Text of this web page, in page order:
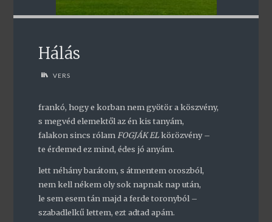
Hálás
VERS
frankó, hogy e korban nem gyötör a köszvény,
s megvéd elemektől az én kis tanyám,
falakon sincs rólam FOGJÁK ELkörözvény –
te érdemed ez mind, édes jó anyám.
lett néhány barátom, s átmentem oroszból,
nem kell nékem oly sok napnak nap után,
le sem esem tán majd a ferde toronyból –
szabadlelkű lettem, ezt adtad apám.